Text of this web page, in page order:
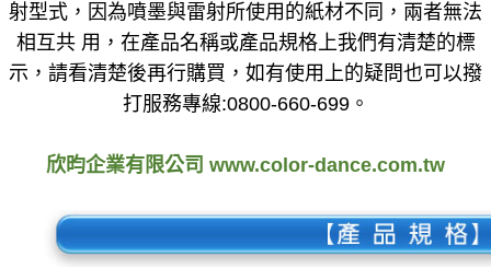
射型式，因為噴墨與雷射所使用的紙材不同，兩者無法
相互共 用，在產品名稱或產品規格上我們有清楚的標
示，請看清楚後再行購買，如有使用上的疑問也可以撥
打服務專線:0800-660-699。
欣昀企業有限公司 www.color-dance.com.tw